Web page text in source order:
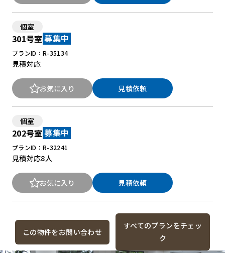
個室
301号室 募集中
プランID：R-35134
見積対応
お気に入り 見積依頼
個室
202号室 募集中
プランID：R-32241
見積対応8人
お気に入り 見積依頼
この物件をお問い合わせ
すべてのプランをチェッ
ク